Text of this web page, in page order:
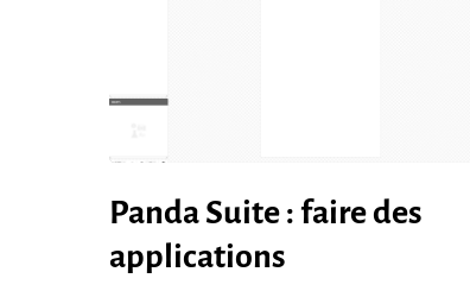
Panda Suite : faire des
applications